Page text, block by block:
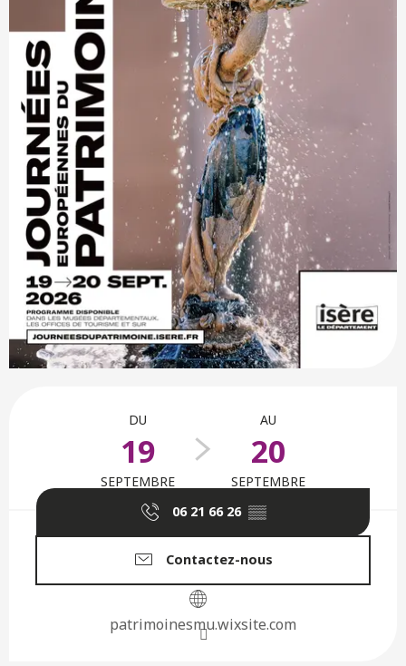
DU
19
SEPTEMBRE
AU
20
SEPTEMBRE
06 21 66 26 ▒▒
Contactez-nous
patrimoinesmu.wixsite.com